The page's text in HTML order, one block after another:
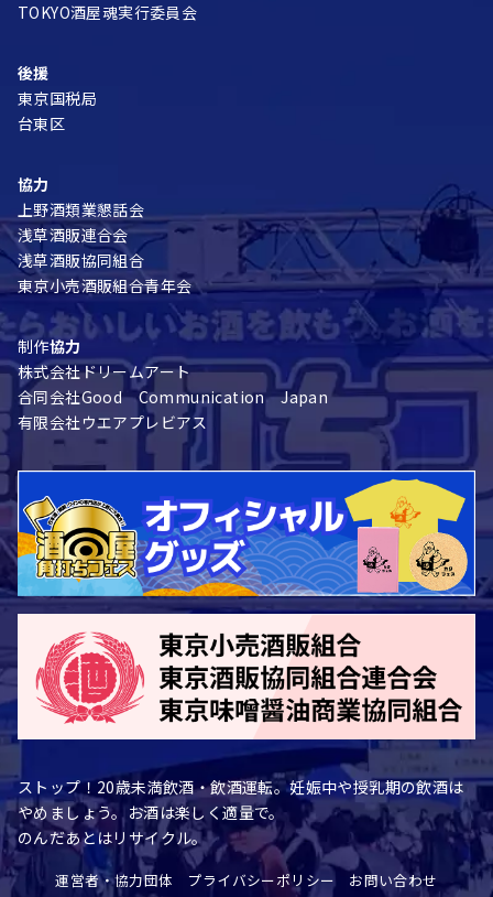
TOKYO酒屋魂実行委員会
後援
東京国税局
台東区
協力
上野酒類業懇話会
浅草酒販連合会
浅草酒販協同組合
東京小売酒販組合青年会
制作協力
株式会社ドリームアート
合同会社Good Communication Japan
有限会社ウエアプレビアス
ストップ！20歳未満飲酒・飲酒運転。妊娠中や授乳期の飲酒は
やめましょう。お酒は楽しく適量で。
のんだあとはリサイクル。
運営者・協力団体 プライバシーポリシー お問い合わせ